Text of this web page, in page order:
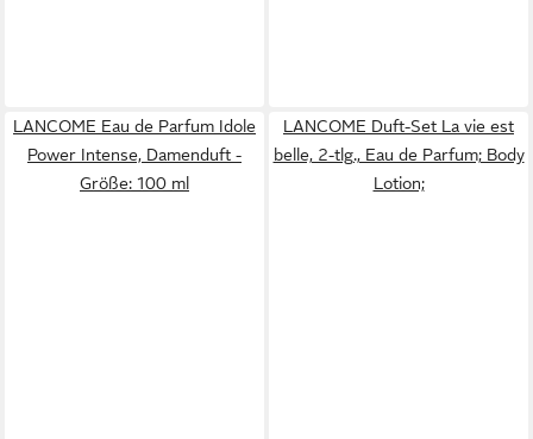
LANCOME Eau de Parfum Idole
Power Intense, Damenduft -
Größe: 100 ml
LANCOME Duft-Set La vie est
belle, 2-tlg., Eau de Parfum; Body
Lotion;